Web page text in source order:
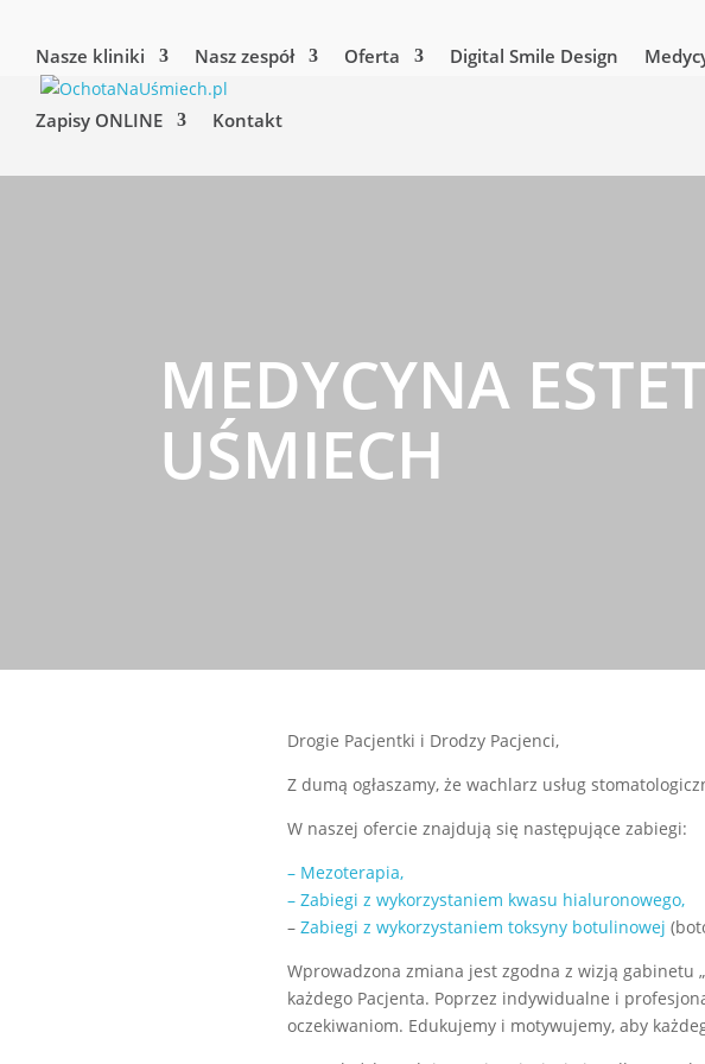
Nasze kliniki Nasz zespół Oferta Digital Smile Design
Zapisy ONLINE Kontakt
MEDYCYNA
UŚMIECH
Drogie Pacjentki i Drodzy Pacjenci,
Z dumą ogłaszamy, że wachlarz usług
W naszej ofercie znajdują się następujące zabiegi:
– Mezoterapia,
– Zabiegi z wykorzystaniem kwasu hialuronowego,
– Zabiegi z wykorzystaniem toksyny botulinowej
Wprowadzona zmiana jest zgodna z wizją gabinetu
każdego Pacjenta. Poprzez indywidualne i
oczekiwaniom. Edukujemy i motywujemy, aby